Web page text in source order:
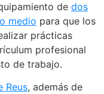
de dos
medio para que los
prácticas
profesional
de trabajo.
Reus, además de